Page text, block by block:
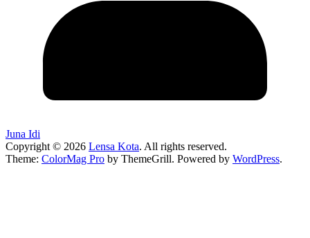
Juna Idi
Copyright © 2026 Lensa Kota. All rights reserved.
Theme: ColorMag Pro by ThemeGrill. Powered by WordPress.